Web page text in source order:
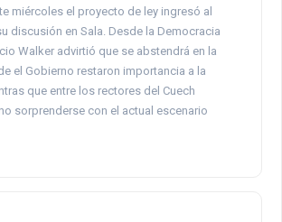
miércoles el proyecto de ley ingresó al
discusión en Sala. Desde la Democracia
Walker advirtió que se abstendrá en la
el Gobierno restaron importancia a la
que entre los rectores del Cuech
sorprenderse con el actual escenario